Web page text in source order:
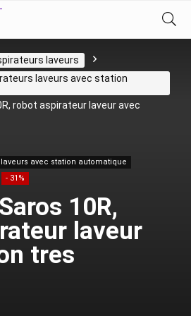
laveurs
laveurs avec station
robot aspirateur laveur avec
avec station automatique
- 31%
10R,
laveur
tres